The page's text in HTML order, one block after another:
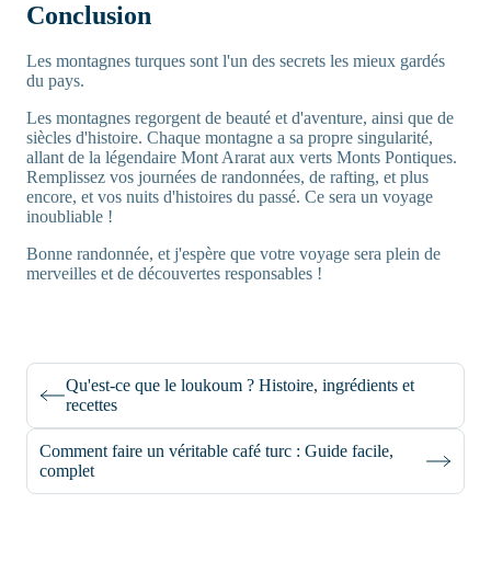
Conclusion
Les montagnes turques sont l'un des secrets les mieux gardés
du pays.
Les montagnes regorgent de beauté et d'aventure, ainsi que de
siècles d'histoire. Chaque montagne a sa propre singularité,
allant de la légendaire Mont Ararat aux verts Monts Pontiques.
Remplissez vos journées de randonnées, de rafting, et plus
encore, et vos nuits d'histoires du passé. Ce sera un voyage
inoubliable !
Bonne randonnée, et j'espère que votre voyage sera plein de
merveilles et de découvertes responsables !
Qu'est-ce que le loukoum ? Histoire, ingrédients et
recettes
Comment faire un véritable café turc : Guide facile,
complet